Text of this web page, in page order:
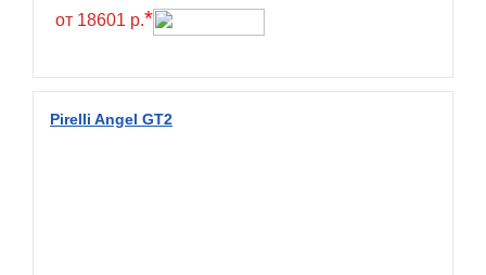
от 18601 р.*
Pirelli Angel GT2